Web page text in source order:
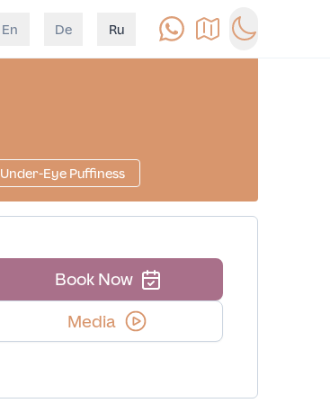
En De Ru ПозвонитьКак доехатьSwitch to
Under-Eye Puffiness
Book Now
Media